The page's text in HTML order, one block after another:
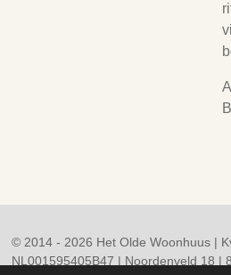
© 2014 - 2026 Het Olde Woonhuus |
NL001595405B47 | Noordenveld 18 |